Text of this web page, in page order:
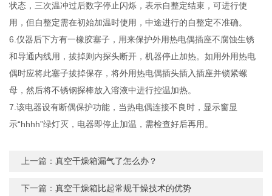
状态，三次温冲过后数字停止闪烁，表示自整定结束，可进行使
用，但自整定需在初始加温时使用，中途进行的自整定不准确。
6.仪器后下方有一橡胶塞子，用来保护外用热电偶插座不腐蚀生锈
和导通内线用，拔掉则内探头断开，机器停止加热。如用外用热电
偶时应将此塞子拔掉保存，将外用热电偶插头插入插座并锁紧螺
母，然后将不锈钢探棒放入溶液中进行控温加热。
7.该电器设有断偶保护功能，当热电偶连接不良时，显示窗显
示“hhhh”绿灯灭，电器即停止加温，需检查好后再用。
上一篇：真空干燥箱漏气了怎么办？
下一篇：真空干燥箱比起常规干燥技术的优势